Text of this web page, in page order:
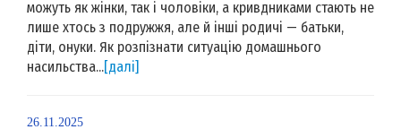
можуть як жінки, так і чоловіки, а кривдниками стають не
лише хтось з подружжя, але й інші родичі — батьки,
діти, онуки. Як розпізнати ситуацію домашнього
насильства...[далі]
26.11.2025